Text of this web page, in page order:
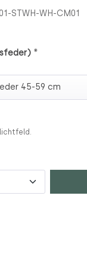
STWH-WH-CM01
*